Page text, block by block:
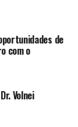
(Associação
Títulos e
se
pela
por conta de
a reduzir
experientes
um
(a
da agulha é
primeiro
de
com o
Volnei